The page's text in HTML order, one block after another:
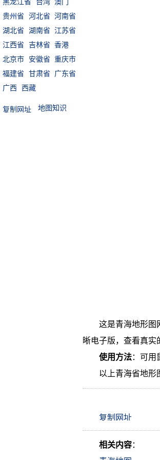
贵州省
河北省 河南省
湖北省
湖南省 江苏省
江西省
吉林省 香港
北京市
安徽省 重庆市
福建省
甘肃省
广东省
广西 西藏
地图知识
这是青海地形图
晰电子版，查看真实
使用方法：可用
以上青海省地形
相关内容：